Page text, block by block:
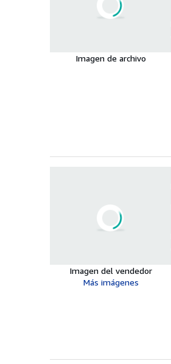
Imagen de archivo
Imagen del vendedor
Más imágenes